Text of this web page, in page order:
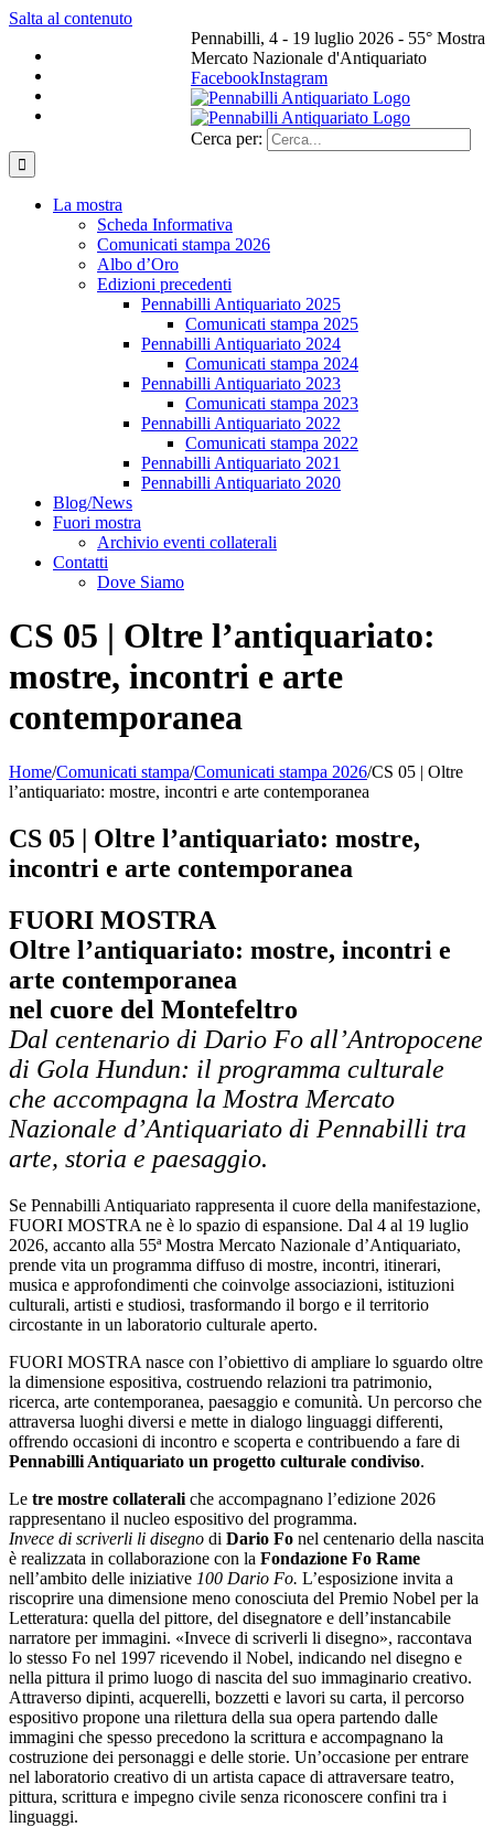
Salta al contenuto
Pennabilli, 4 - 19 luglio 2026 - 55° Mostra
Mercato Nazionale d'Antiquariato
FacebookInstagram
Cerca per:
La mostra
Scheda Informativa
Comunicati stampa 2026
Albo d’Oro
Edizioni precedenti
Pennabilli Antiquariato 2025
Comunicati stampa 2025
Pennabilli Antiquariato 2024
Comunicati stampa 2024
Pennabilli Antiquariato 2023
Comunicati stampa 2023
Pennabilli Antiquariato 2022
Comunicati stampa 2022
Pennabilli Antiquariato 2021
Pennabilli Antiquariato 2020
Blog/News
Fuori mostra
Archivio eventi collaterali
Contatti
Dove Siamo
CS 05 | Oltre l’antiquariato:
mostre, incontri e arte
contemporanea
Home/Comunicati stampa/Comunicati stampa 2026/CS 05 | Oltre
l’antiquariato: mostre, incontri e arte contemporanea
CS 05 | Oltre l’antiquariato: mostre,
incontri e arte contemporanea
FUORI MOSTRA
Oltre l’antiquariato: mostre, incontri e
arte contemporanea
nel cuore del Montefeltro
Dal centenario di Dario Fo all’Antropocene
di Gola Hundun: il programma culturale
che accompagna la Mostra Mercato
Nazionale d’Antiquariato di Pennabilli tra
arte, storia e paesaggio.
Se Pennabilli Antiquariato rappresenta il cuore della manifestazione,
FUORI MOSTRA ne è lo spazio di espansione. Dal 4 al 19 luglio
2026, accanto alla 55ª Mostra Mercato Nazionale d’Antiquariato,
prende vita un programma diffuso di mostre, incontri, itinerari,
musica e approfondimenti che coinvolge associazioni, istituzioni
culturali, artisti e studiosi, trasformando il borgo e il territorio
circostante in un laboratorio culturale aperto.
FUORI MOSTRA nasce con l’obiettivo di ampliare lo sguardo oltre
la dimensione espositiva, costruendo relazioni tra patrimonio,
ricerca, arte contemporanea, paesaggio e comunità. Un percorso che
attraversa luoghi diversi e mette in dialogo linguaggi differenti,
offrendo occasioni di incontro e scoperta e contribuendo a fare di
Pennabilli Antiquariato un progetto culturale condiviso.
Le tre mostre collaterali che accompagnano l’edizione 2026
rappresentano il nucleo espositivo del programma.
Invece di scriverli li disegno di Dario Fo nel centenario della nascita
è realizzata in collaborazione con la Fondazione Fo Rame
nell’ambito delle iniziative 100 Dario Fo. L’esposizione invita a
riscoprire una dimensione meno conosciuta del Premio Nobel per la
Letteratura: quella del pittore, del disegnatore e dell’instancabile
narratore per immagini. «Invece di scriverli li disegno», raccontava
lo stesso Fo nel 1997 ricevendo il Nobel, indicando nel disegno e
nella pittura il primo luogo di nascita del suo immaginario creativo.
Attraverso dipinti, acquerelli, bozzetti e lavori su carta, il percorso
espositivo propone una rilettura della sua opera partendo dalle
immagini che spesso precedono la scrittura e accompagnano la
costruzione dei personaggi e delle storie. Un’occasione per entrare
nel laboratorio creativo di un artista capace di attraversare teatro,
pittura, scrittura e impegno civile senza riconoscere confini tra i
linguaggi.